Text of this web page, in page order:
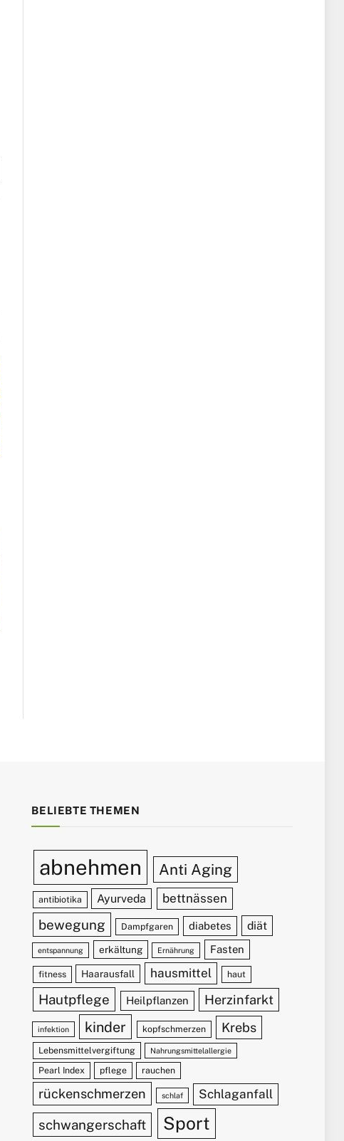
BELIEBTE THEMEN
abnehmen Anti Aging
antibiotika Ayurveda bettnässen
bewegung Dampfgaren diabetes diät
entspannung erkältung Ernährung Fasten
fitness Haarausfall hausmittel haut
Hautpflege Heilpflanzen Herzinfarkt
infektion kinder kopfschmerzen Krebs
Lebensmittelvergiftung Nahrungsmittelallergie
Pearl Index pflege rauchen
rückenschmerzen schlaf Schlaganfall
schwangerschaft Sport